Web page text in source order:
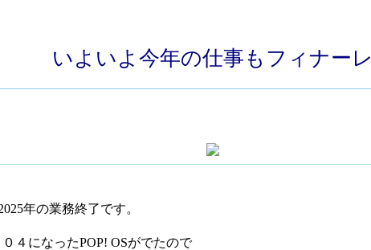
いよいよ今年の仕事もフィナーレ
年の業務終了です。
４になったPOP! OSがでたので